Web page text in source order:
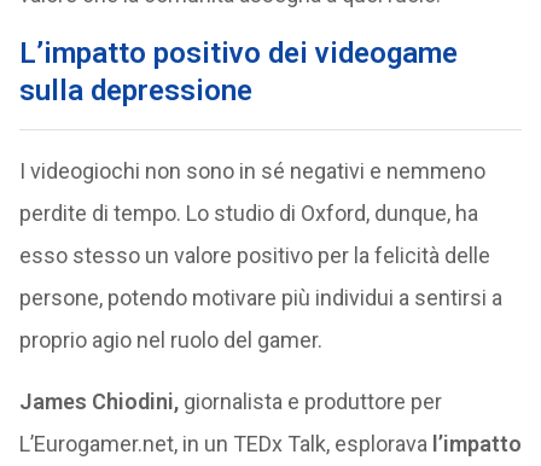
L’impatto positivo dei videogame
sulla depressione
I videogiochi non sono in sé negativi e nemmeno
perdite di tempo. Lo studio di Oxford, dunque, ha
esso stesso un valore positivo per la felicità delle
persone, potendo motivare più individui a sentirsi a
proprio agio nel ruolo del gamer.
James Chiodini,giornalista e produttore per
L’Eurogamer.net, in un TEDx Talk, esplorava l’impatto